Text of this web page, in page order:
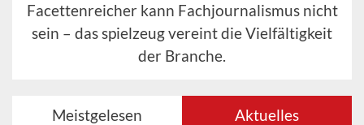
Facettenreicher kann Fachjournalismus nicht
sein – das spielzeug vereint die Vielfältigkeit
der Branche.
Meistgelesen Aktuelles